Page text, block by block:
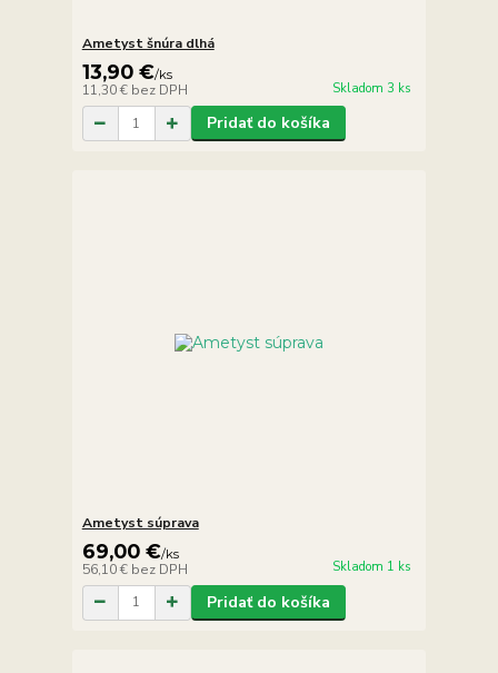
Ametyst šnúra dlhá
13,90 €/ks
11,30 € bez DPH Skladom 3 ks
Pridať do košíka
Ametyst súprava
69,00 €/ks
56,10 € bez DPH Skladom 1 ks
Pridať do košíka